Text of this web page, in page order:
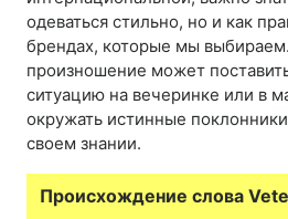
одеваться стильно, но и как
брендах, которые мы
произношение может
ситуацию на вечеринке или в
окружать истинные
своем знании.
Происхождение слова